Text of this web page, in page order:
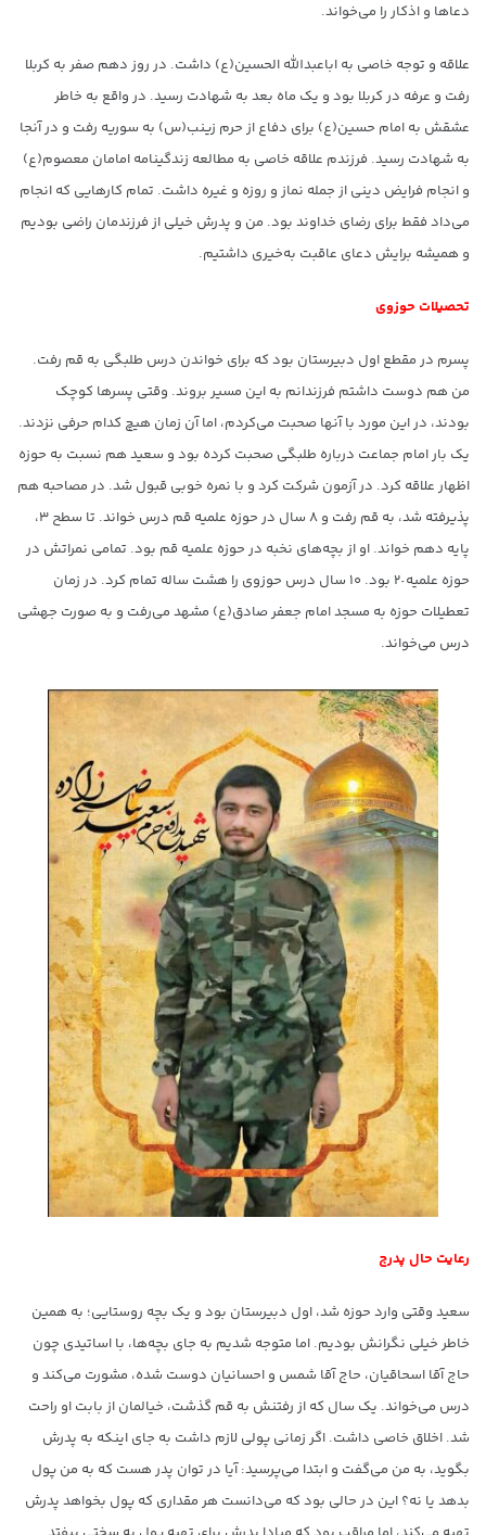
دعاها و اذکار را می‌خواند.
علاقه و توجه خاصی به اباعبدالله الحسین(ع) داشت. در روز دهم صفر به کربلا
رفت و عرفه در کربلا بود و یک ماه بعد به شهادت رسید. در واقع به خاطر
عشقش به امام حسین(ع) برای دفاع از حرم زینب(س) به سوریه رفت و در آنجا
به شهادت رسید. فرزندم علاقه خاصی به مطالعه زندگینامه امامان معصوم(ع)
و انجام فرایض دینی از جمله نماز و روزه و غیره داشت. تمام کارهایی که انجام
می‌داد فقط برای رضای خداوند بود. من و پدرش خیلی از فرزندمان راضی بودیم
و همیشه برایش دعای عاقبت به‌خیری داشتیم.
تحصیلات حوزوی
پسرم در مقطع اول دبیرستان بود که برای خواندن درس طلبگی به قم رفت.
من هم دوست داشتم فرزندانم به این مسیر بروند. وقتی پسرها کوچک
بودند، در این مورد با آنها صحبت می‌کردم، اما آن زمان هیچ کدام حرفی نزدند.
یک بار امام جماعت درباره طلبگی صحبت کرده بود و سعید هم نسبت به حوزه
اظهار علاقه کرد. در آزمون شرکت کرد و با نمره خوبی قبول شد. در مصاحبه هم
پذیرفته شد، به قم رفت و ۸ سال در حوزه علمیه قم درس خواند. تا سطح ۳،
پایه دهم خواند. او از بچه‌های نخبه در حوزه علمیه قم بود. تمامی نمراتش در
حوزه علمیه٢٠ بود. ۱۰ سال درس حوزوی را هشت ساله تمام کرد. در زمان
تعطیلات حوزه به مسجد امام جعفر صادق(ع) مشهد می‌رفت و به صورت جهشی
درس می‌خواند.
رعایت حال پدرج
سعید وقتی وارد حوزه شد، اول دبیرستان بود و یک بچه روستایی؛ به همین
خاطر خیلی نگرانش بودیم. اما متوجه شدیم به جای بچه‌ها، با اساتیدی چون
حاج آقا اسحاقیان، حاج آقا شمس و احسانیان دوست شده، مشورت می‌کند و
درس می‌خواند. یک سال که از رفتنش به قم گذشت، خیالمان از بابت او راحت
شد. اخلاق خاصی داشت. اگر زمانی پولی لازم داشت به جای اینکه به پدرش
بگوید، به من می‌گفت و ابتدا می‌پرسید: آیا در توان پدر هست که به من پول
بدهد یا نه؟ این در حالی بود که می‌دانست هر مقداری که پول بخواهد پدرش